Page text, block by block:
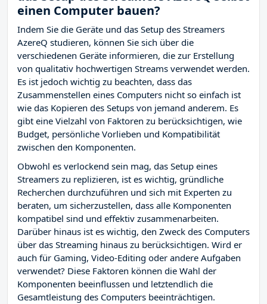
einen Computer bauen?
Indem Sie die Geräte und das Setup des Streamers
AzereQ studieren, können Sie sich über die
verschiedenen Geräte informieren, die zur Erstellung
von qualitativ hochwertigen Streams verwendet werden.
Es ist jedoch wichtig zu beachten, dass das
Zusammenstellen eines Computers nicht so einfach ist
wie das Kopieren des Setups von jemand anderem. Es
gibt eine Vielzahl von Faktoren zu berücksichtigen, wie
Budget, persönliche Vorlieben und Kompatibilität
zwischen den Komponenten.
Obwohl es verlockend sein mag, das Setup eines
Streamers zu replizieren, ist es wichtig, gründliche
Recherchen durchzuführen und sich mit Experten zu
beraten, um sicherzustellen, dass alle Komponenten
kompatibel sind und effektiv zusammenarbeiten.
Darüber hinaus ist es wichtig, den Zweck des Computers
über das Streaming hinaus zu berücksichtigen. Wird er
auch für Gaming, Video-Editing oder andere Aufgaben
verwendet? Diese Faktoren können die Wahl der
Komponenten beeinflussen und letztendlich die
Gesamtleistung des Computers beeinträchtigen.